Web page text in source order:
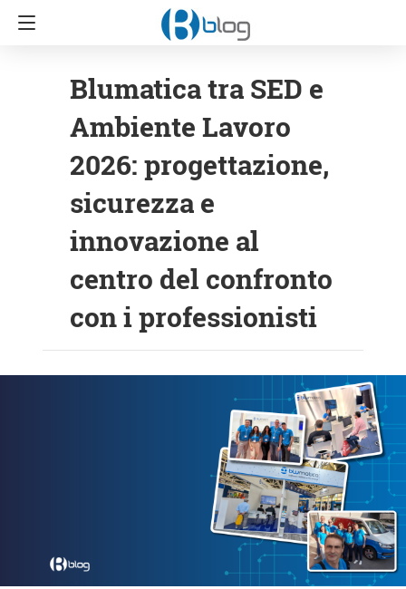
Blumatica tra SED e
Ambiente Lavoro
2026: progettazione,
sicurezza e
innovazione al
centro del confronto
con i professionisti